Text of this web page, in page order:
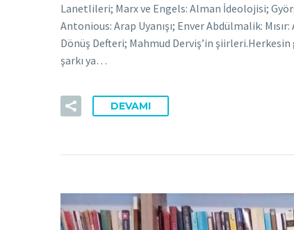
Lanetlileri; Marx ve Engels: Alman İdeolojisi;
Antonious: Arap Uyanışı; Enver Abdülmalik:
Dönüş Defteri; Mahmud Derviş’in
şarkı ya…
DEVAMI